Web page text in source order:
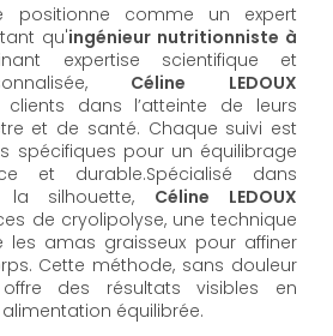
positionne comme un expert
qu'ingénieur nutritionniste à
expertise scientifique et
Céline LEDOUX
dans l’atteinte de leurs
et de santé. Chaque suivi est
spécifiques pour un équilibrage
et durable.Spécialisé dans
la silhouette, Céline LEDOUX
de cryolipolyse, une technique
les amas graisseux pour affiner
Cette méthode, sans douleur
des résultats visibles en
équilibrée.